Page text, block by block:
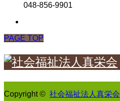
048-856-9901
PAGE TOP
Copyright © 社会福祉法人真栄会